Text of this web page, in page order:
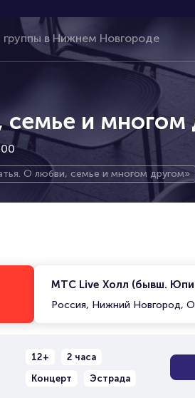
и многом
О любви, семье и многом другом»
МТС Live Холл (бывш.
Россия, Нижний Новгород,
12+
2 часа
Концерт
Эстрада